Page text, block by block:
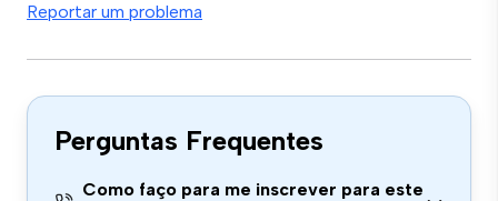
Reportar um problema
Perguntas Frequentes
Como faço para me inscrever para este